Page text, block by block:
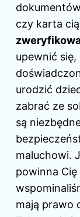
czy karta
upewnić
urodzić
zabrać ze
są
maluchowi.
powinna
mają prawo